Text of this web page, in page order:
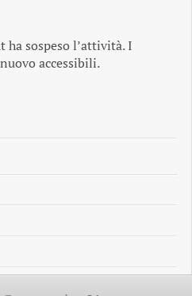
ha sospeso l’attività. I
accessibili.